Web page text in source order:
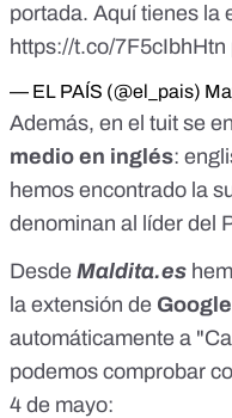
portada. Aquí tienes la
https://t.co/7F5cIbhHtn
— EL PAÍS (@el_pais)
Además, en el tuit se
medio en inglés:
hemos encontrado la
denominan al líder del
Desde Maldita.es
la extensión de
automáticamente a
podemos comprobar
4 de mayo: